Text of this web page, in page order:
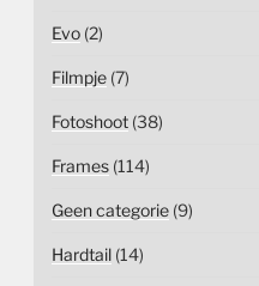
Evo(2)
Filmpje(7)
Fotoshoot(38)
Frames(114)
Geen categorie(9)
Hardtail(14)